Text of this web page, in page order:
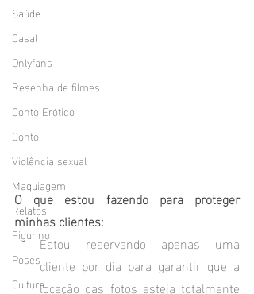
Saúde
Casal
Onlyfans
Resenha de filmes
Conto Erótico
Conto
Violência sexual
Maquiagem
Relatos
Figurino
Poses
Cultura
O que estou fazendo para proteger
minhas clientes:
Estou reservando apenas uma
cliente por dia para garantir que a
locação das fotos esteja totalmente